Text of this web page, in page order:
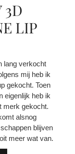
3D
LIP
lang verkocht
mij heb ik
gekocht. Toen
eigenlijk heb ik
merk gekocht.
alsnog
blijven
meer wat van.